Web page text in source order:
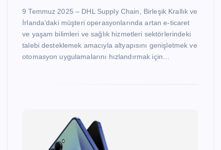
9 Temmuz 2025 – DHL Supply Chain, Birleşik Krallık ve
İrlanda’daki müşteri operasyonlarında artan e-ticaret
ve yaşam bilimleri ve sağlık hizmetleri sektörlerindeki
talebi desteklemek amacıyla altyapısını genişletmek ve
otomasyon uygulamalarını hızlandırmak için…